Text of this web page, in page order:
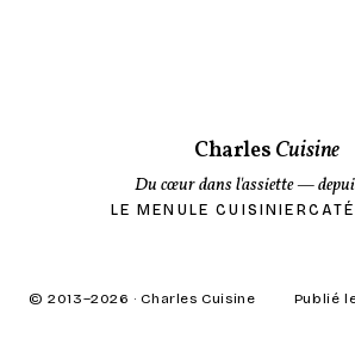
Charles Cuisine
Du cœur dans l'assiette—
LE MENU LE CUISINIER
© 2013–2026 · Charles Cuisine Publié